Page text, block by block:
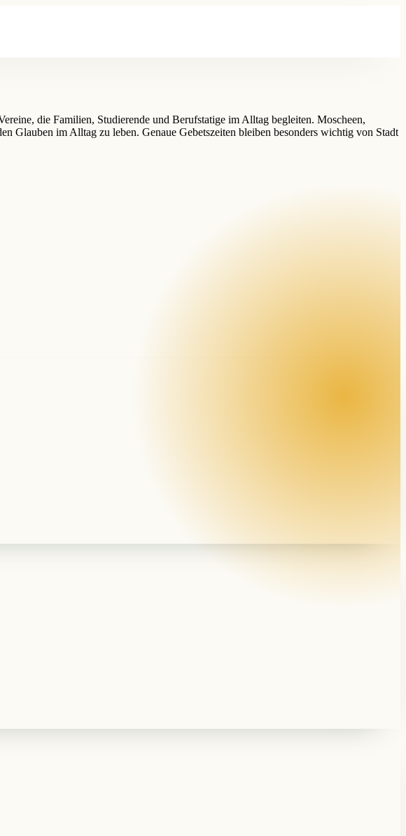
die Familien, Studierende und Berufstatige im Alltag begleiten. Moscheen,
Glauben im Alltag zu leben. Genaue Gebetszeiten bleiben besonders wichtig von Stadt